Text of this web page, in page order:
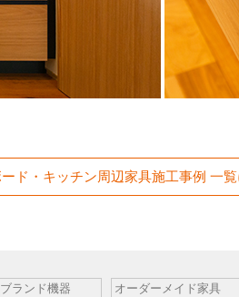
ド・キッチン周辺家具施工事例 一
ランド機器 オーダーメイド家具